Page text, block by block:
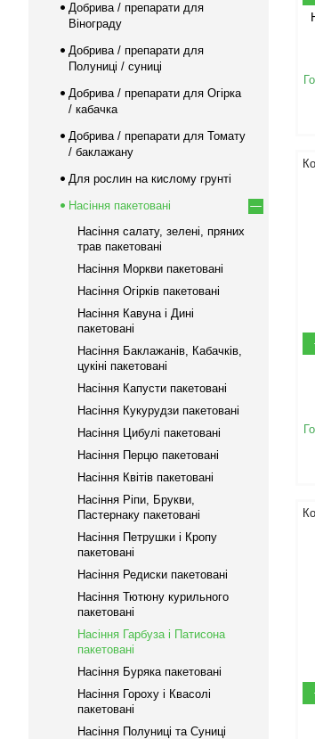
Добрива / препарати для
Вінограду
Добрива / препарати для
Полуниці / суниці
Добрива / препарати для Огірка
/ кабачка
Добрива / препарати для Томату
/ баклажану
Для рослин на кислому грунті
Насіння пакетовані
Насіння салату, зелені, пряних
трав пакетовані
Насіння Моркви пакетовані
Насіння Огірків пакетовані
Насіння Кавуна і Дині
пакетовані
Насіння Баклажанів, Кабачків,
цукіні пакетовані
Насіння Капусти пакетовані
Насіння Кукурудзи пакетовані
Насіння Цибулі пакетовані
Насіння Перцю пакетовані
Насіння Квітів пакетовані
Насіння Ріпи, Брукви,
Пастернаку пакетовані
Насіння Петрушки і Кропу
пакетовані
Насіння Редиски пакетовані
Насіння Тютюну курильного
пакетовані
Насіння Гарбуза і Патисона
пакетовані
Насіння Буряка пакетовані
Насіння Гороху і Квасолі
пакетовані
Насіння Полуниці та Суниці